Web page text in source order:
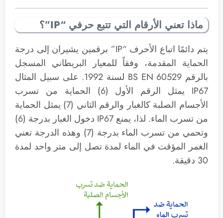
ماذا تعني الأرقام التي تتبع حرفي “IP”؟
يتم دائمًا اتباع الأحرف “IP” برقمين يشيران إلى درجة
الحماية المقدمة، وفقاً للمعيار البريطاني المسجل
بالرقم BS EN 60529 لسنة 1992. على سبيل المثال
IP67 يمثل الرقم الأول (6) الحماية من تسرب
الأجسام الصلبة كالغبار والرقم الثاني (7) يمثل الحماية
من تسرب الماء. لذا، يمنع IP67 دخول الغبار بدرجة (6)
وتحمي من تسرب الماء بدرجة (7) وهذه الدرجة تعني
الغمر المؤقت في الماء لمدة تصل إلى متر واحد لمدة
30 دقيقة.